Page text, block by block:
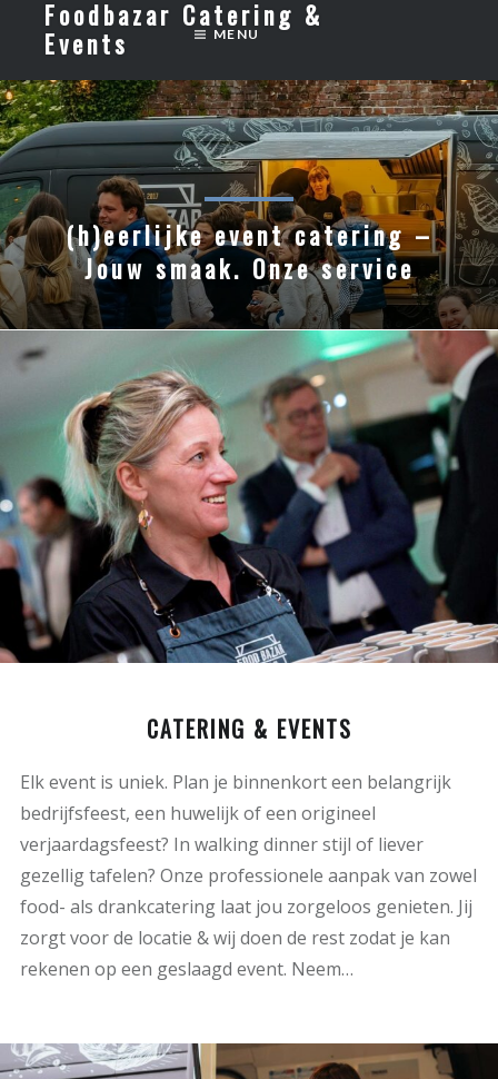
Foodbazar Catering &
Events
MENU
(h)eerlijke event catering –
Jouw smaak. Onze service
CATERING & EVENTS
Elk event is uniek. Plan je binnenkort een belangrijk
bedrijfsfeest, een huwelijk of een origineel
verjaardagsfeest? In walking dinner stijl of liever
gezellig tafelen? Onze professionele aanpak van zowel
food- als drankcatering laat jou zorgeloos genieten. Jij
zorgt voor de locatie & wij doen de rest zodat je kan
rekenen op een geslaagd event. Neem…